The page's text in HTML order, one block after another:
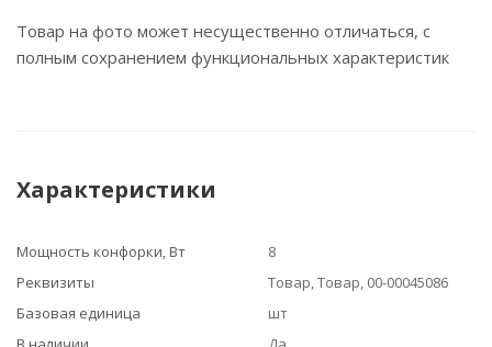
Товар на фото может несущественно отличаться, с
полным сохранением функциональных характеристик
Характеристики
Мощность конфорки, Вт
8
Реквизиты
Товар, Товар, 00-00045086
Базовая единица
шт